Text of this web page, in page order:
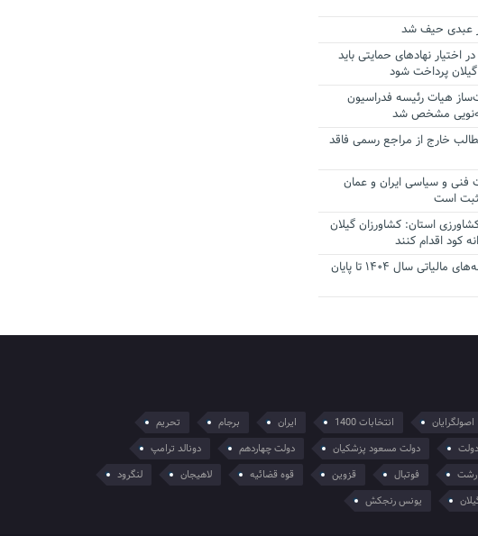
عبدی حیف شد
اختیار نهادهای حمایتی باید
پرداخت شود
هیات رئیسه فدراسیون
مشخص شد
خارج از مراجع رسمی فاقد
فنی و سیاسی ایران و عمان
است
استان: کشاورزان گیلان
کود اقدام کنند
تمدید مهلت اظهارنامه‌های مالیاتی سال ۱۴۰۴ تا پایان
اصولگرایان انتخابات 1400 ایران برجام
تحریم
دولت دولت مسعود پزشکیان دولت چهاردهم
دونالد ترامپ
رشت فوتبال قزوین قوه قضائیه لاهیجان
لنگرود
یونس رنجکش